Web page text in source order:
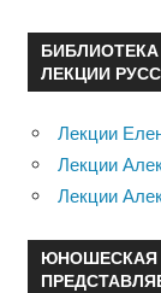
ЛЕКЦИИ
Лекции
Лекции
Лекции
ЮНОШЕСКАЯ